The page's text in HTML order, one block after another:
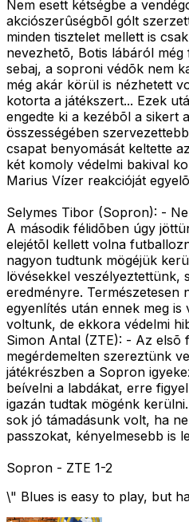
Nem esett kétségbe a
akciószerûségbõl gólt
minden tisztelet mellett is
nevezhetõ, Botis lábáról
sebaj, a soproni védõk nem
még akár körül is nézhetett
kotorta a játékszert... Ezek
engedte ki a kezébõl a sikert
összességében
csapat benyomását keltette
két komoly védelmi bakival
Marius Vízer reakcióját
Selymes Tibor (Sopron): -
A második félidõben úgy
elejétõl kellett volna
nagyon tudtunk mögéjük
lövésekkel veszélyeztettünk,
eredményre. Természetesen
egyenlítés után ennek meg is
voltunk, de ekkora védelmi
Simon Antal (ZTE): - Az elsõ
megérdemelten szereztünk
játékrészben a Sopron
beívelni a labdákat, erre
igazán tudtak mögénk
sok jó támadásunk volt, ha
passzokat, kényelmesebb is
Sopron - ZTE 1-2
\" Blues is easy to play, but